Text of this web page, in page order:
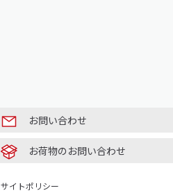
お問い合わせ
お荷物のお問い合わせ
サイトポリシー